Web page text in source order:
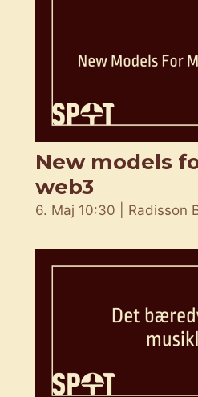
New models
web3
6. Maj 10:30 | Radisson